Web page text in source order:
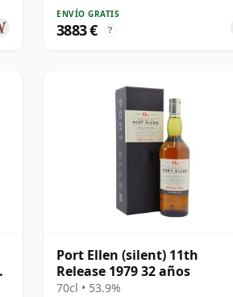
ENVÍO GRATIS
3883 € ?
Port Ellen (silent) 11th
Release 1979 32 años
70cl • 53.9%